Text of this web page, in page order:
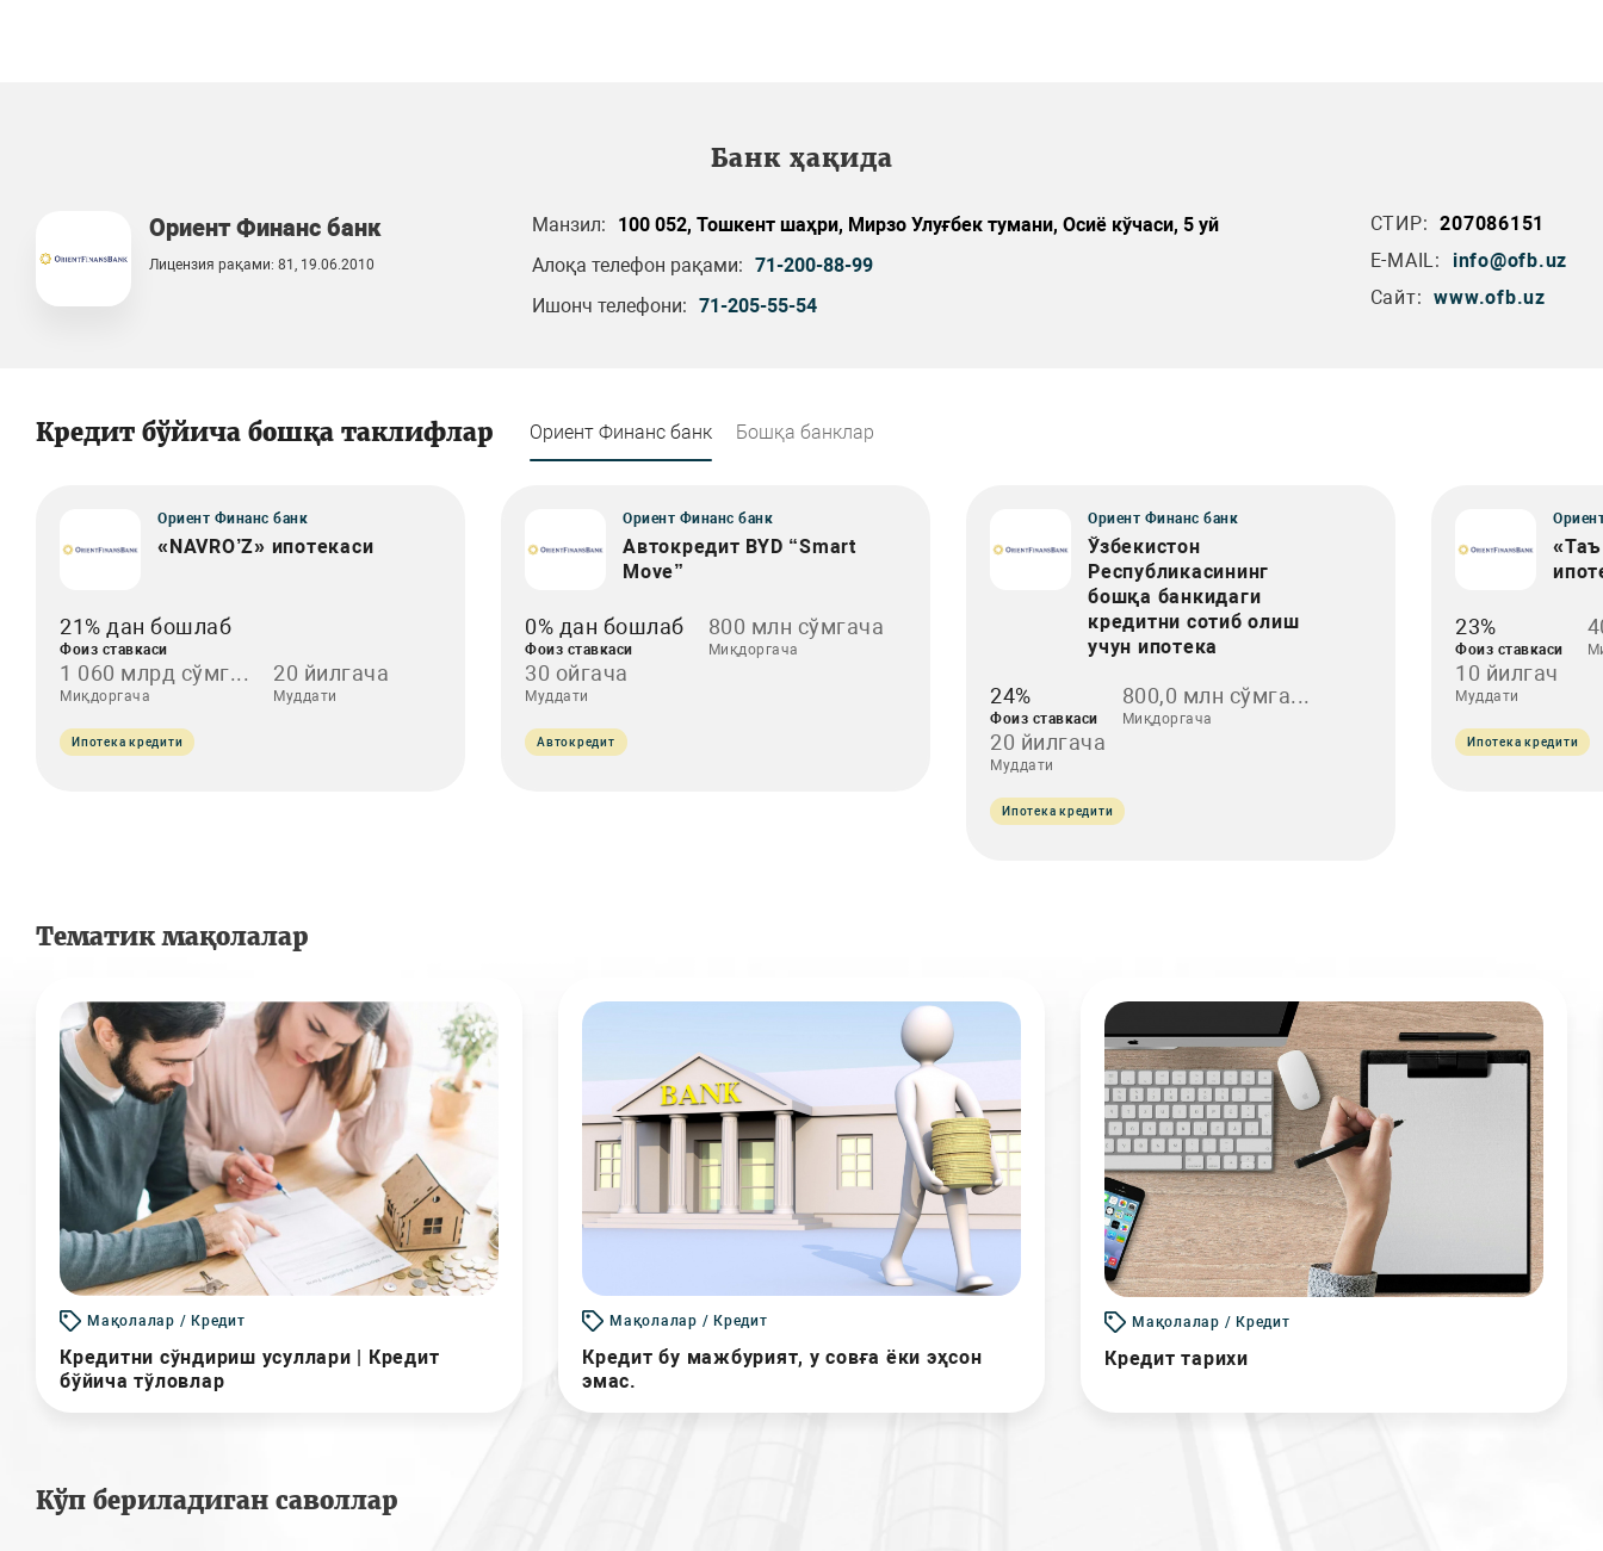
Банк ҳақида
Ориент Финанс банк
Лицензия рақами: 81, 19.06.2010
Манзил:
100 052, Тошкент шаҳри, Мирзо Улуғбек тумани, Осиё кўчаси, 5 уй
Алоқа телефон рақами: 71-200-88-99
Ишонч телефони: 71-205-55-54
СТИР: 207086151
E-MAIL:
info@ofb.uz
Сайт: www.ofb.uz
Кредит бўйича бошқа таклифлар Ориент Финанс банк Бошқа банклар
Ориент Финанс банк
«NAVRO’Z» ипотекаси
21% дан бошлаб
Фоиз ставкаси
1 060 млрд сўмг...
Миқдоргача
20 йилгача
Муддати
Ипотека кредити
Ориент Финанс банк
Автокредит BYD “Smart
Move”
0% дан бошлаб
Фоиз ставкаси
800 млн сўмгача
Миқдоргача
30 ойгача
Муддати
Автокредит
Ориент Финанс банк
Ўзбекистон
Республикасининг
бошқа банкидаги
кредитни сотиб олиш
учун ипотека
24%
Фоиз ставкаси
800,0 млн сўмга...
Миқдоргача
20 йилгача
Муддати
Ипотека кредити
23%
Фоиз ставкаси
10 йилгач
Муддати
Ипотека кредити
Тематик мақолалар
Мақолалар / Кредит
Кредитни сўндириш усуллари | Кредит
бўйича тўловлар
Мақолалар / Кредит
Кредит бу мажбурият, у совға ёки эҳсон
эмас.
Мақолалар / Кредит
Кредит тарихи
Кўп бериладиган саволлар